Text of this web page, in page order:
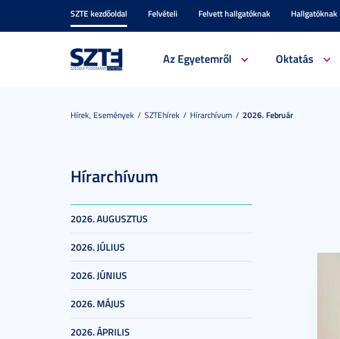
SZTE kezdőoldal Felvételi Felvett hallgatóknak Hallgatóknak
Az Egyetemről Oktatás
Hírek, Események SZTEhírek Hírarchívum 2026. Február
Hírarchívum
2026. AUGUSZTUS
2026. JÚLIUS
2026. JÚNIUS
2026. MÁJUS
2026. ÁPRILIS